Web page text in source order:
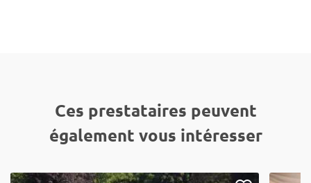
Ces prestataires peuvent
également vous intéresser